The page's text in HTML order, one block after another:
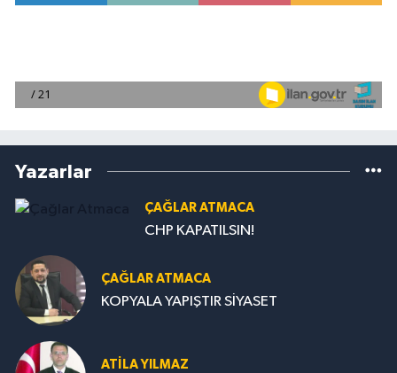
Yazarlar
ÇAĞLAR ATMACA
CHP KAPATILSIN!
ÇAĞLAR ATMACA
KOPYALA YAPIŞTIR SİYASET
ATILA YILMAZ